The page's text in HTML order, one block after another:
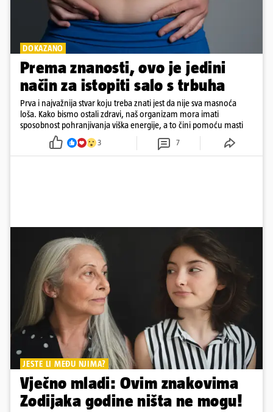
DOKAZANO
Prema znanosti, ovo je jedini
način za istopiti salo s trbuha
Prva i najvažnija stvar koju treba znati jest da nije sva masnoća
loša. Kako bismo ostali zdravi, naš organizam mora imati
sposobnost pohranjivanja viška energije, a to čini pomoću masti
3 7
JESTE LI MEĐU NJIMA?
Vječno mladi: Ovim znakovima
Zodijaka godine ništa ne mogu!